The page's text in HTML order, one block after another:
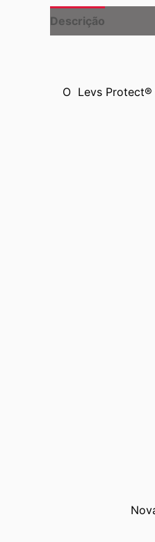
Descrição
O Levs Protect®